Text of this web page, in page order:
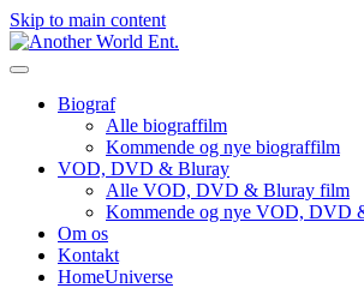
Skip to main content
Biograf
Alle biograffilm
Kommende og nye biograffilm
VOD, DVD & Bluray
Alle VOD, DVD & Bluray film
Kommende og nye VOD, DVD
Om os
Kontakt
HomeUniverse